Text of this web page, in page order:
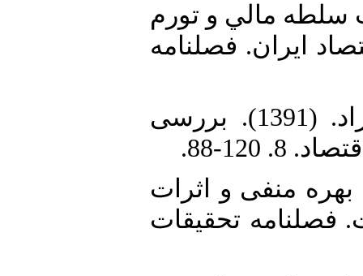
پولي تحت سلطه مالي و تورم
ايران. فصلنامه
16. گودرزی فراهانی، یزدان، مشتریدوست، شیوا، ورمزیاری، بهزاد. (1391). بررسی
88.
بر سیاست نرخ بهره منفی و اثرات
فصلنامه تحقیقات